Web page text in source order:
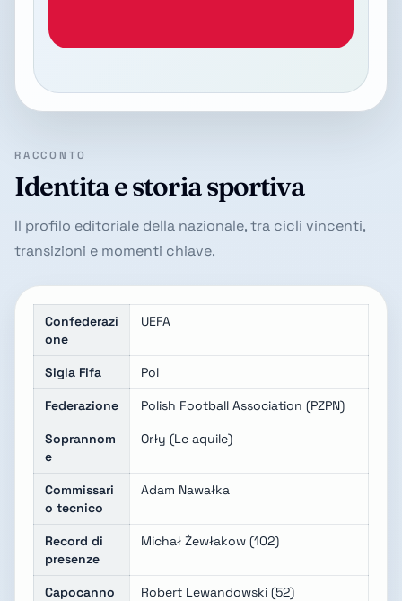
RACCONTO
Identita e storia sportiva
Il profilo editoriale della nazionale, tra cicli vincenti,
transizioni e momenti chiave.
Confederazi
one
UEFA
Sigla Fifa Pol
Federazione Polish Football Association (PZPN)
Soprannom
e
Orły (Le aquile)
Commissari
o tecnico
Adam Nawałka
Record di
presenze
Michał Żewłakow (102)
Capocanno
Robert Lewandowski (52)